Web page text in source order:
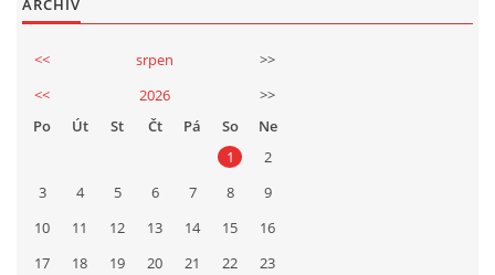
ARCHIV
<< srpen
>>
<<
2026
>>
Po
Út St Čt Pá So
Ne
1
2
3
4 5 6 7 8
9
10
11 12 13 14 15
16
17
18 19 20 21 22
23